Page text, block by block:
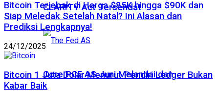
CLARITY Act Tersendat
Core PCE AS Juni Melandai dan
Bitcoin Terjebak di Harga $85K hingga $90K dan
Siap Meledak Setelah Natal? Ini Alasan dan
Prediksi Lengkapnya!
24/12/2025
Bitcoin 1 Juta Dolar Menurut Pendiri Ledger Bukan
Kabar Baik